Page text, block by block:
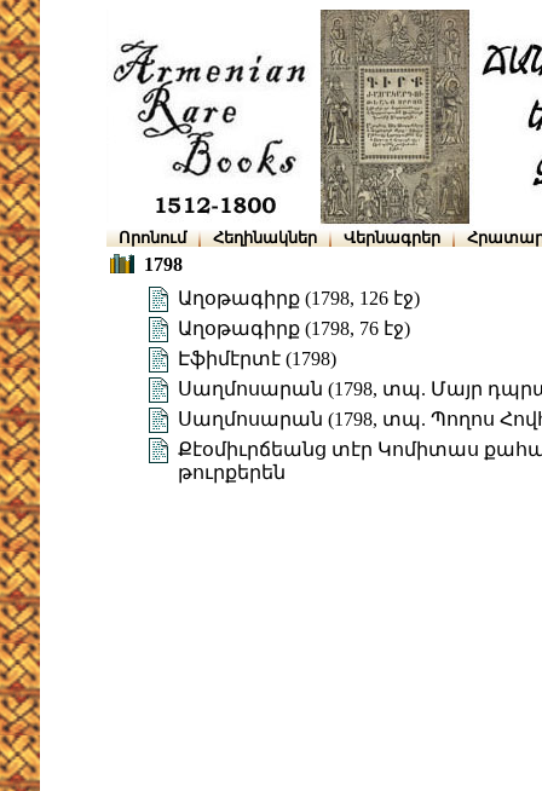
Որոնում Հեղինակներ Վերնագրեր
1798
Աղօթագիրք (1798, 126 էջ)
Աղօթագիրք (1798, 76 էջ)
Էֆիմէրտէ (1798)
Սաղմոսարան (1798, տպ. Մայր
Սաղմոսարան (1798, տպ. Պողոս
Քէօմիւրճեանց տէր Կոմիտաս
թուրքերեն